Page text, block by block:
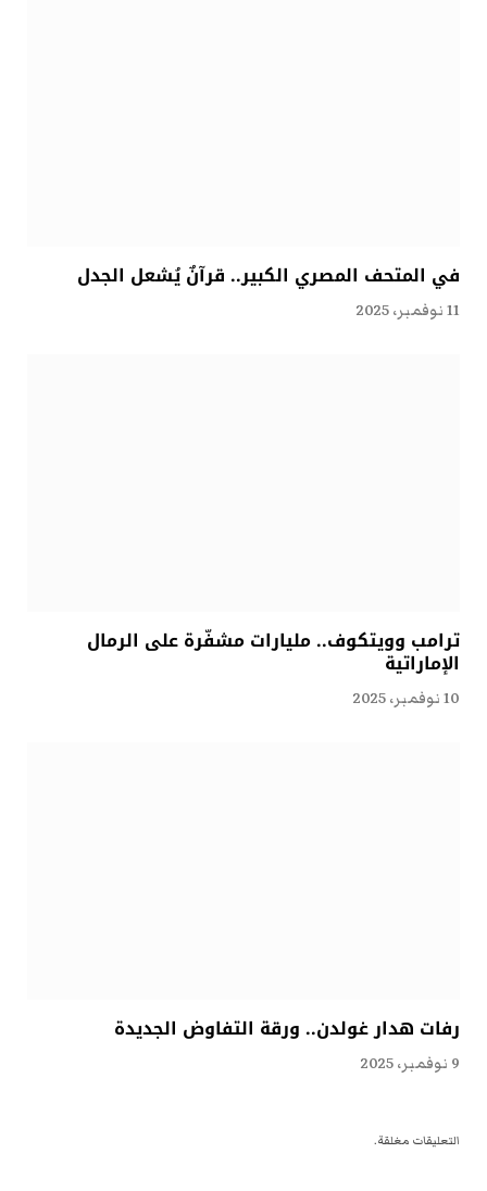
في المتحف المصري الكبير.. قرآنٌ يُشعل الجدل
11 نوفمبر، 2025
ترامب وويتكوف.. مليارات مشفّرة على الرمال
الإماراتية
10 نوفمبر، 2025
رفات هدار غولدن.. ورقة التفاوض الجديدة
9 نوفمبر، 2025
التعليقات مغلقة.